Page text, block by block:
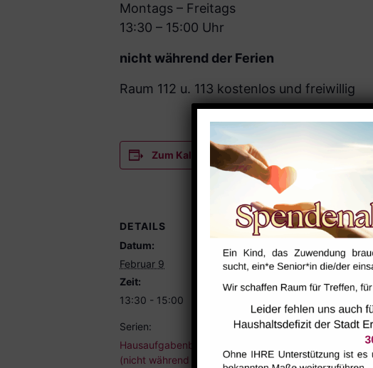
Montags – Freitags
13:30 – 15:00 Uhr
nicht während der Ferien
Raum 112 u. 113 kostenlos und freiwillig
Zum Kalender hinzufügen
DETAILS
Datum:
Februar 9
Zeit:
13:30 - 15:00
Serien:
Hausaufgabenbetreuung
(nicht während der